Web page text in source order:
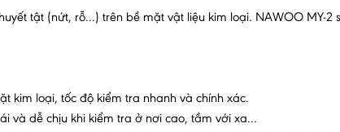
tật (nứt, rỗ...) trên bề mặt vật liệu kim loại. NAWOO MY-
kim loại, tốc độ kiểm tra nhanh và chính xác.
và dễ chịu khi kiểm tra ở nơi cao, tầm với xa...